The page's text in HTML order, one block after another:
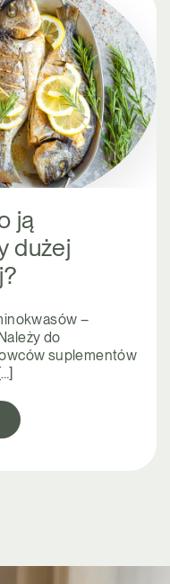
ją
dużej
–
do
suplementów